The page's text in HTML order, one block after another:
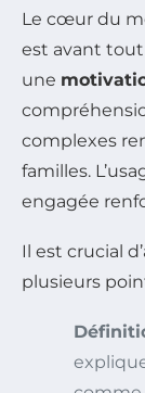
Le cœur du
est avant
une
complexes
familles.
engagée
Il est crucial
plusieurs